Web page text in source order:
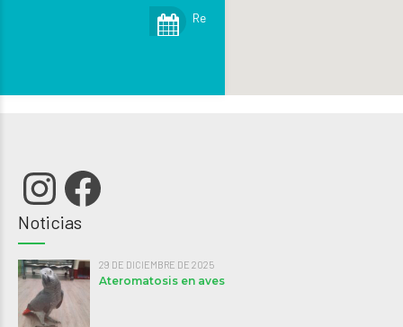
Reservar cita
Instagram
Facebook
Noticias
29 DE DICIEMBRE DE 2025
Ateromatosis en aves